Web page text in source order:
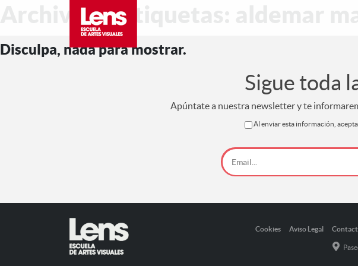
Archivo de etiquetas: aldemar
Disculpa, nada para mostrar.
Sigue toda
Apúntate a nuestra newsletter y te
Al enviar esta información,
Cookies Aviso Legal